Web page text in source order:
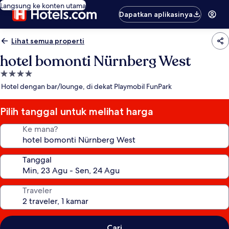
Langsung ke konten utama
Dapatkan aplikasinya
Lihat semua properti
hotel bomonti Nürnberg West
Properti
bintang
Hotel dengan bar/lounge, di dekat Playmobil FunPark
Pilih tanggal untuk melihat harga
Ke mana?
Tanggal
Traveler